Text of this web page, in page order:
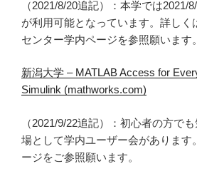
（2021/8/20追記）：本学では2021/
が利用可能となっています。詳しく
センター学内ページを参照願います。
新潟大学 – MATLAB Access for
Simulink (mathworks.com)
（2021/9/22追記）：初心者の方で
場として学内ユーザー会があります
ージをご参照願います。